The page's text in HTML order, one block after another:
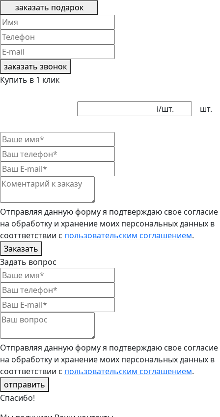
заказать подарок
заказать звонок
Купить в 1 клик
шт.
i/шт.
Отправляя данную форму я подтверждаю свое согласие
на обработку и хранение моих персональных данных в
сооттветствии с пользовательским соглашением.
Заказать
Задать вопрос
Отправляя данную форму я подтверждаю свое согласие
на обработку и хранение моих персональных данных в
сооттветствии с пользовательским соглашением.
отправить
Спасибо!